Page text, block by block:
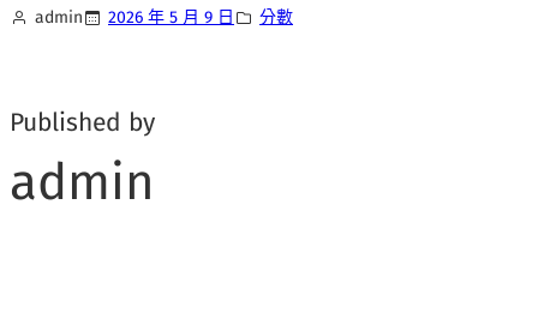
admin 2026 年 5 月 9 日 分數
Published by
admin